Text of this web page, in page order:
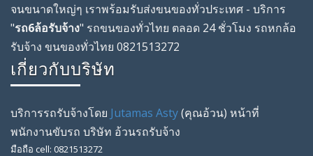
จนขนาดใหญ่ๆ เราพร้อมรับส่งขนของทั่วประเทศ - บริการ
"รถ6ล้อรับจ้าง" รถขนของทั่วไทย ตลอด 24 ชั่วโมง รถหกล้อ
รับจ้าง ขนของทั่วไทย 0821513272
เกี่ยวกับบริษัท
บริการรถรับจ้างโดย Jutamas Asty(คุณอ้วน) หน้าที่
พนักงานขับรถ บริษัท อ้วนรถรับจ้าง
มือถือ cell: 0821513272